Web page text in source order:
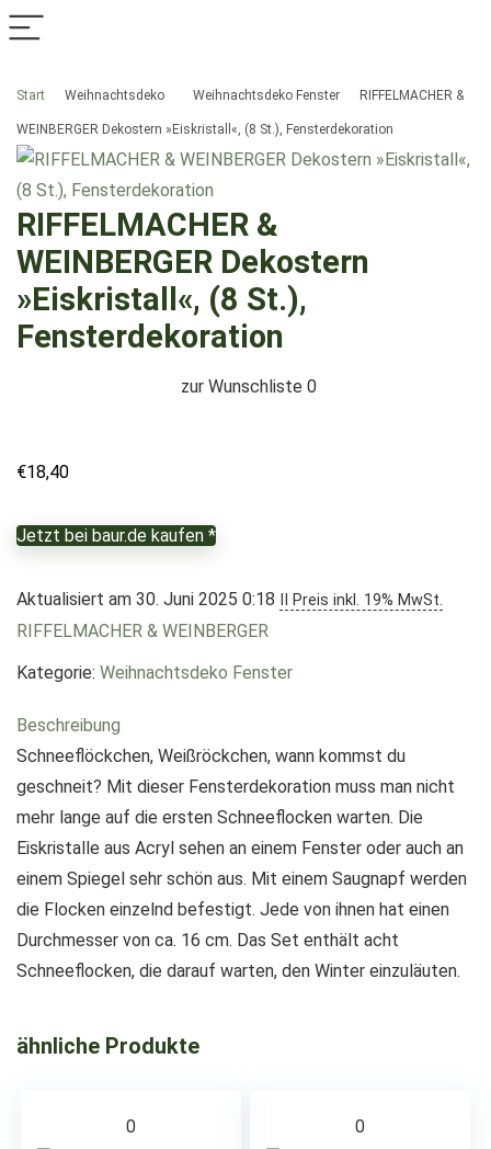
Start Weihnachtsdeko Weihnachtsdeko Fenster RIFFELMACHER &
WEINBERGER Dekostern »Eiskristall«, (8 St.), Fensterdekoration
RIFFELMACHER &
WEINBERGER Dekostern
»Eiskristall«, (8 St.),
Fensterdekoration
zur Wunschliste 0
€18,40
Jetzt bei baur.de kaufen *
Aktualisiert am 30. Juni 2025 0:18 II Preis inkl. 19% MwSt.
RIFFELMACHER & WEINBERGER
Kategorie: Weihnachtsdeko Fenster
Beschreibung
Schneeflöckchen, Weißröckchen, wann kommst du
geschneit? Mit dieser Fensterdekoration muss man nicht
mehr lange auf die ersten Schneeflocken warten. Die
Eiskristalle aus Acryl sehen an einem Fenster oder auch an
einem Spiegel sehr schön aus. Mit einem Saugnapf werden
die Flocken einzelnd befestigt. Jede von ihnen hat einen
Durchmesser von ca. 16 cm. Das Set enthält acht
Schneeflocken, die darauf warten, den Winter einzuläuten.
ähnliche Produkte
0 0